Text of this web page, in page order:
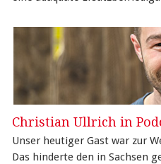
Christian Ullrich in
Unser heutiger Gast war zur
Das hinderte den in Sachsen